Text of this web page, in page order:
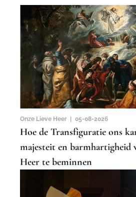
Onze Lieve Heer | 05-08-2026
Hoe de Transfiguratie ons
majesteit en barmhartigheid
Heer te beminnen